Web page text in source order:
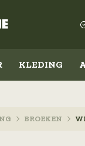
KLEDING
BROEKEN